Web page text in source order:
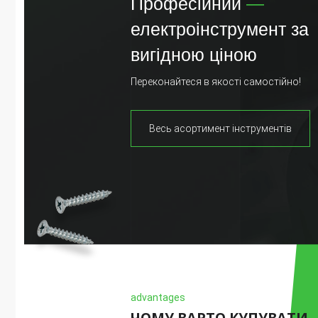
електроінструмент за
вигідною ціною
Переконайтеся в якості самостійно!
Весь асортимент інструментів
advantages